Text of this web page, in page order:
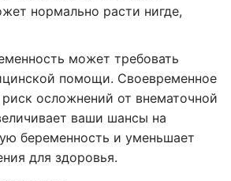
нормально расти нигде,
может требовать
помощи. Своевременное
осложнений от внематочной
ваши шансы на
беременность и уменьшает
для здоровья.